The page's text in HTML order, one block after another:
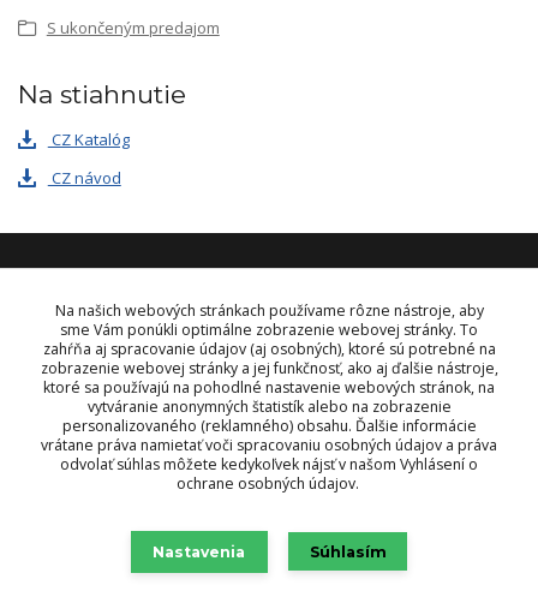
S ukončeným predajom
Na stiahnutie
CZ Katalóg
CZ návod
KONTAKT
OBJEDNÁVKY A INFORMÁCIE
+421 948 229 224
info@vysielacky.com
Na našich webových stránkach používame rôzne nástroje, aby
sme Vám ponúkli optimálne zobrazenie webovej stránky. To
zahŕňa aj spracovanie údajov (aj osobných), ktoré sú potrebné na
zobrazenie webovej stránky a jej funkčnosť, ako aj ďalšie nástroje,
ktoré sa používajú na pohodlné nastavenie webových stránok, na
vytváranie anonymných štatistík alebo na zobrazenie
personalizovaného (reklamného) obsahu. Ďalšie informácie
vrátane práva namietať voči spracovaniu osobných údajov a práva
odvolať súhlas môžete kedykoľvek nájsť v našom Vyhlásení o
ochrane osobných údajov.
Nastavenia Súhlasím